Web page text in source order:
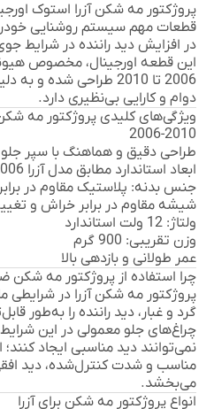
پروژکتور مه شکن آزرا استوک اورجینال
قطعات مهم سیستم روشنایی
در افزایش دید راننده در شرایط
این قطعه اورجینال، مخصوص
2006 تا 2010 طراحی شده
دوام و کارایی بی‌نظیری دارد.
ویژگی‌های کلیدی پروژکتور مه شکن
2010-2006
طراحی دقیق و هماهنگ با سپر جلو
ابعاد استاندارد مطابق مدل آزرا 2006 تا 2010
جنس بدنه: پلاستیک مقاوم در
شیشه مقاوم در برابر خراش و
ولتاژ: 12 ولت استاندارد
وزن تقریبی: 900 گرم
عمر طولانی و بازدهی بالا
چرا استفاده از پروژکتور مه
پروژکتور مه شکن آزرا در شرایطی
گرد و غبار، دید راننده را به‌طور
چراغ‌های جلو معمولی در این شرایط
نمی‌توانند دید مناسبی ایجاد کنند؛
مناسب و شدت کنترل‌شده، دید افقی
می‌بخشد.
انواع پروژکتور مه شکن برای آزرا